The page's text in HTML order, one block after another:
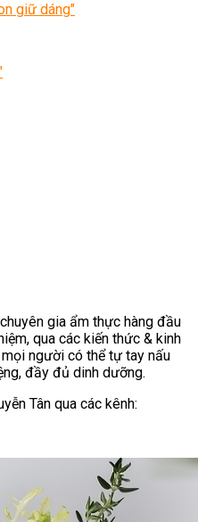
giữ dáng"
gia ẩm thực hàng đầu
qua các kiến thức & kinh
người có thể tự tay nấu
đầy đủ dinh dưỡng.
Tân qua các kênh: